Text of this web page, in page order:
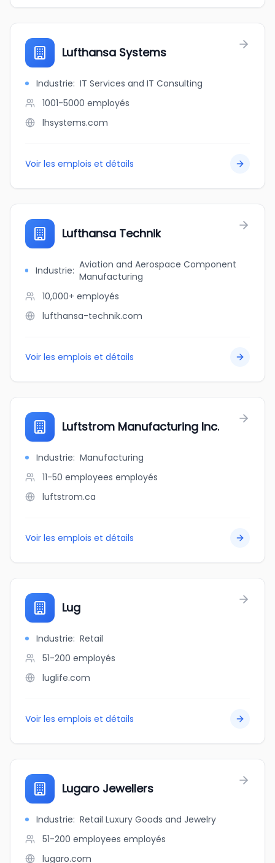
Lufthansa Systems
Industrie: IT Services and IT Consulting
1001-5000 employés
lhsystems.com
Voir les emplois et détails
Lufthansa Technik
Industrie: Aviation and Aerospace Component
Manufacturing
10,000+ employés
lufthansa-technik.com
Voir les emplois et détails
Luftstrom Manufacturing Inc.
Industrie: Manufacturing
11-50 employees employés
luftstrom.ca
Voir les emplois et détails
Lug
Industrie: Retail
51-200 employés
luglife.com
Voir les emplois et détails
Lugaro Jewellers
Industrie: Retail Luxury Goods and Jewelry
51-200 employees employés
lugaro.com